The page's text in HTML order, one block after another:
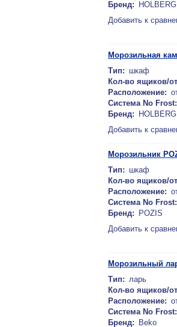
Бренд:
HOLBERG
Добавить к
Морозильная
Тип: шкаф
Кол-во ящиков/
Расположение:
Система No Frost:
Бренд:
HOLBERG
Добавить к
Морозильник
Тип: шкаф
Кол-во ящиков/
Расположение:
Система No Frost:
Бренд:
POZIS
Добавить к
Морозильный
Тип: ларь
Кол-во ящиков/
Расположение:
Система No Frost:
Бренд:
Beko